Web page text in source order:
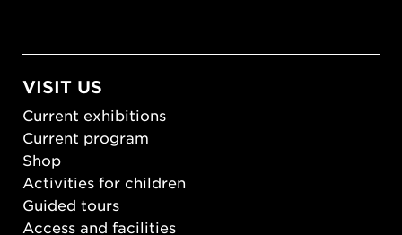
VISIT US
Current exhibitions
Current program
Shop
Activities for children
Guided tours
Access and facilities